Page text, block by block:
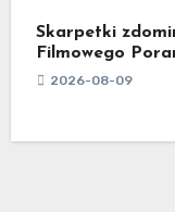
Skarpetki
Filmowego
2026-08-09